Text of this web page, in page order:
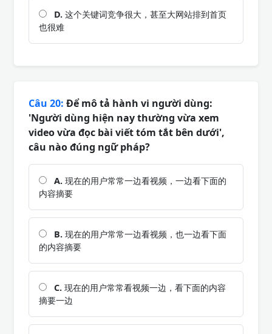
D. 这个关键词竞争很大，甚至大网站排到首页
也很难
Câu 20: Để mô tả hành vi người dùng:
'Người dùng hiện nay thường vừa xem
video vừa đọc bài viết tóm tắt bên dưới',
câu nào đúng ngữ pháp?
A. 现在的用户常常一边看视频，一边看下面的
内容摘要
B. 现在的用户常常一边看视频，也一边看下面
的内容摘要
C. 现在的用户常常看视频一边，看下面的内容
摘要一边